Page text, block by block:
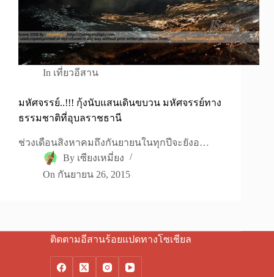
In เที่ยวอีสาน
มหัศจรรย์..!!! กุ้งนับแสนเดินขบวน มหัศจรรย์ทาง
ธรรมชาติที่อุบลราชธานี
ช่วงเดือนสิงหาคมถึงกันยายนในทุกปีจะยังอ…
By เซียงเหมี่ยง
On กันยายน 26, 2015
ติดตามอีสานร้อยแปดทางโซเชียล